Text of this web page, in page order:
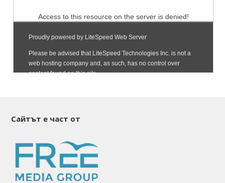
Сайтът е част от